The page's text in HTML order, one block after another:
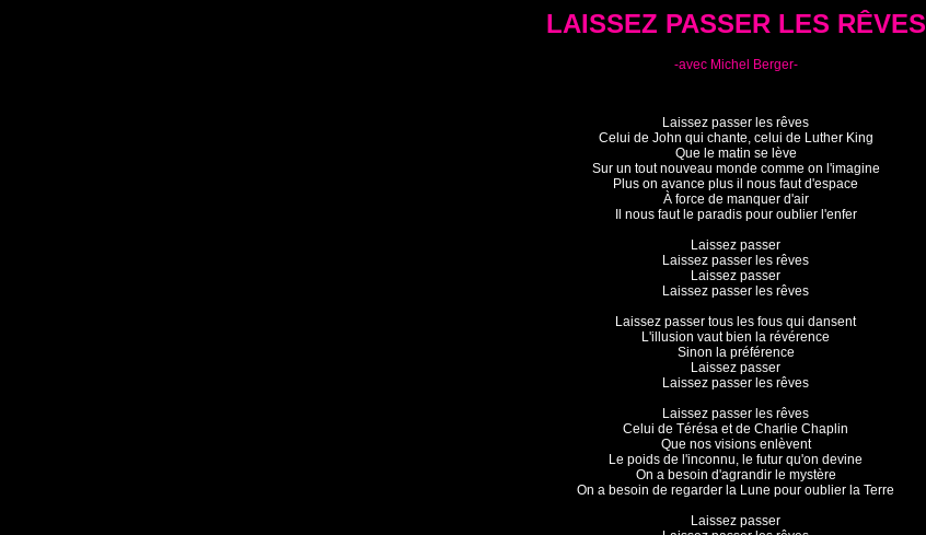
LAISSEZ PASSER LES RÊVES
-avec Michel Berger-
Laissez passer les rêves
Celui de John qui chante, celui de Luther King
Que le matin se lève
Sur un tout nouveau monde comme on l'imagine
Plus on avance plus il nous faut d'espace
À force de manquer d'air
Il nous faut le paradis pour oublier l'enfer
Laissez passer
Laissez passer les rêves
Laissez passer
Laissez passer les rêves
Laissez passer tous les fous qui dansent
L'illusion vaut bien la révérence
Sinon la préférence
Laissez passer
Laissez passer les rêves
Laissez passer les rêves
Celui de Térésa et de Charlie Chaplin
Que nos visions enlèvent
Le poids de l'inconnu, le futur qu'on devine
On a besoin d'agrandir le mystère
On a besoin de regarder la Lune pour oublier la Terre
Laissez passer